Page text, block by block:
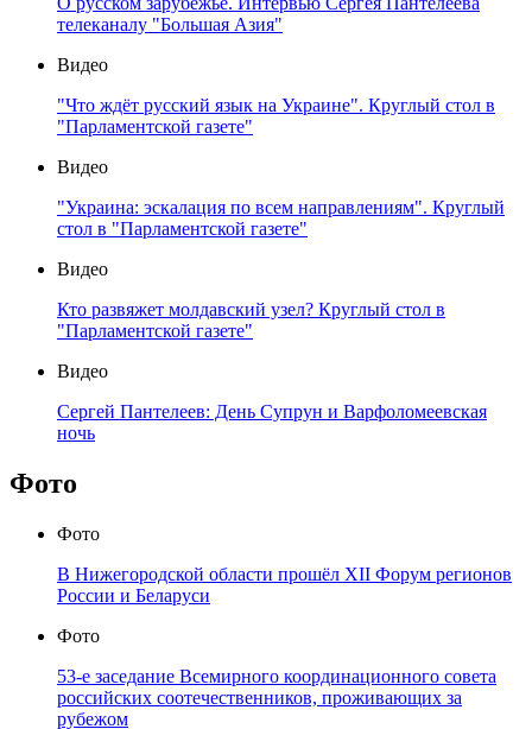
телеканалу "Большая Азия"
Видео
"Что ждёт русский язык на Украине". Круглый стол в
"Парламентской газете"
Видео
"Украина: эскалация по всем направлениям". Круглый
стол в "Парламентской газете"
Видео
Кто развяжет молдавский узел? Круглый стол в
"Парламентской газете"
Видео
Сергей Пантелеев: День Супрун и Варфоломеевская
ночь
Фото
Фото
В Нижегородской области прошёл XII Форум регионов
России и Беларуси
Фото
53-е заседание Всемирного координационного совета
российских соотечественников, проживающих за
рубежом